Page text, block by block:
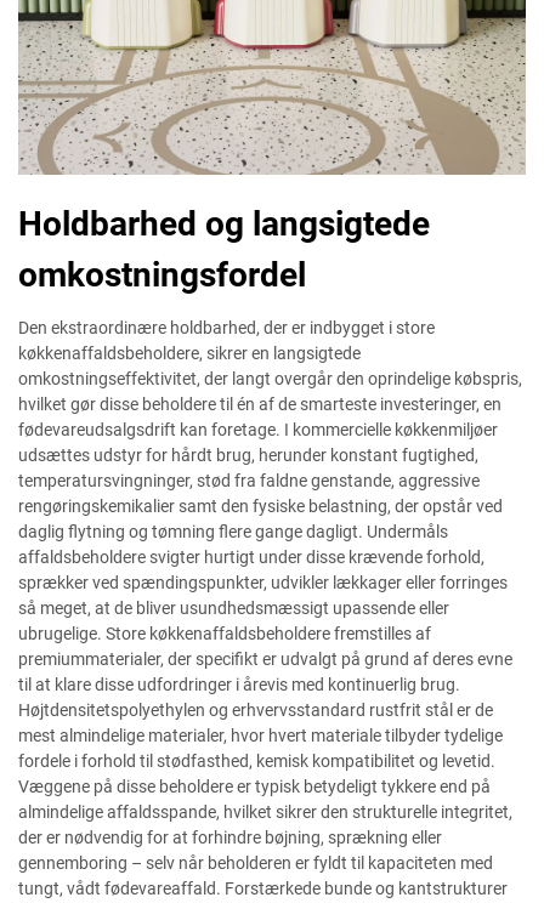
Holdbarhed og langsigtede
omkostningsfordel
Den ekstraordinære holdbarhed, der er indbygget i store
køkkenaffaldsbeholdere, sikrer en langsigtede
omkostningseffektivitet, der langt overgår den oprindelige købspris,
hvilket gør disse beholdere til én af de smarteste investeringer, en
fødevareudsalgsdrift kan foretage. I kommercielle køkkenmiljøer
udsættes udstyr for hårdt brug, herunder konstant fugtighed,
temperatursvingninger, stød fra faldne genstande, aggressive
rengøringskemikalier samt den fysiske belastning, der opstår ved
daglig flytning og tømning flere gange dagligt. Undermåls
affaldsbeholdere svigter hurtigt under disse krævende forhold,
sprækker ved spændingspunkter, udvikler lækkager eller forringes
så meget, at de bliver usundhedsmæssigt upassende eller
ubrugelige. Store køkkenaffaldsbeholdere fremstilles af
premiummaterialer, der specifikt er udvalgt på grund af deres evne
til at klare disse udfordringer i årevis med kontinuerlig brug.
Højtdensitetspolyethylen og erhvervsstandard rustfrit stål er de
mest almindelige materialer, hvor hvert materiale tilbyder tydelige
fordele i forhold til stødfasthed, kemisk kompatibilitet og levetid.
Væggene på disse beholdere er typisk betydeligt tykkere end på
almindelige affaldsspande, hvilket sikrer den strukturelle integritet,
der er nødvendig for at forhindre bøjning, sprækning eller
gennemboring – selv når beholderen er fyldt til kapaciteten med
tungt, vådt fødevareaffald. Forstærkede bunde og kantstrukturer